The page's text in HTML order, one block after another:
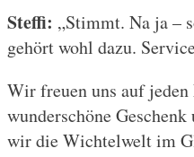
Steffi: „Stimmt. Na ja –
gehört wohl dazu.
Wir freuen uns auf jeden
wunderschöne
wir die Wichtelwelt im